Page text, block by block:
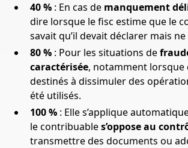
40 % : En cas de manquement
dire lorsque le fisc estime que le
savait qu’il devait déclarer mais ne
80 % : Pour les situations de
caractérisée, notamment lorsque
destinés à dissimuler des
été utilisés.
100 % : Elle s’applique
le contribuables’oppose au
transmettre des documents ou